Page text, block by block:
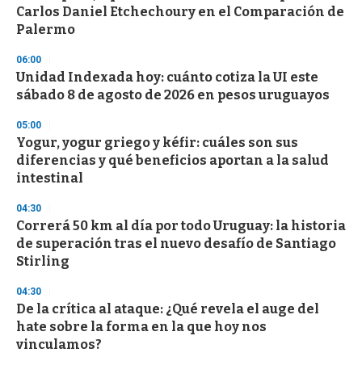
Carlos Daniel Etchechoury en el Comparación de
Palermo
06:00
Unidad Indexada hoy: cuánto cotiza la UI este
sábado 8 de agosto de 2026 en pesos uruguayos
05:00
Yogur, yogur griego y kéfir: cuáles son sus
diferencias y qué beneficios aportan a la salud
intestinal
04:30
Correrá 50 km al día por todo Uruguay: la historia
de superación tras el nuevo desafío de Santiago
Stirling
04:30
De la crítica al ataque: ¿Qué revela el auge del
hate sobre la forma en la que hoy nos
vinculamos?